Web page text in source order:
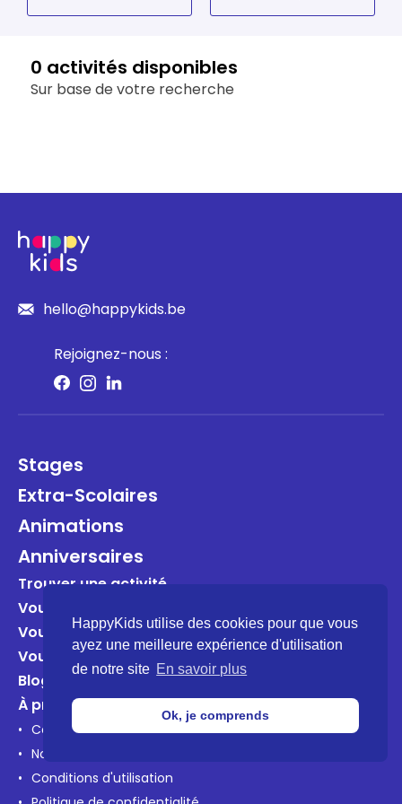
Louvain-la-Neuve
Luxembourg
Namur
0 activités disponibles
Sur base de votre recherche
hello@happykids.be
Rejoignez-nous :
Stages
Extra-Scolaires
Animations
Anniversaires
Trouver une activité
Vous êtes un organisateur?
Vous êtes une entreprise?
Vous êtes une école?
Blog
À propos
Contactez-nous
Notre mission
Conditions d'utilisation
HappyKids utilise des cookies pour que vous
ayez une meilleure expérience d'utilisation
de notre site En savoir plus
Ok, je comprends